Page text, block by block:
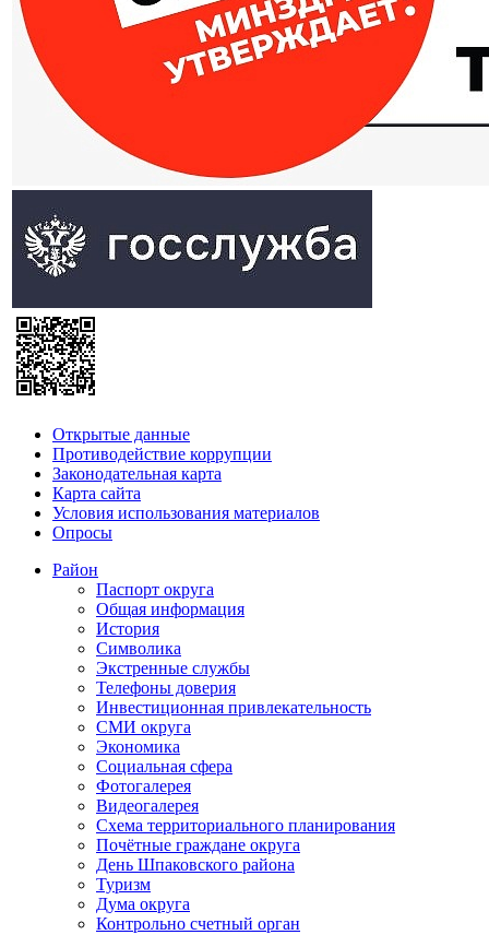
Открытые данные
Противодействие коррупции
Законодательная карта
Карта сайта
Условия использования материалов
Опросы
Район
Паспорт округа
Общая информация
История
Символика
Экстренные службы
Телефоны доверия
Инвестиционная привлекательность
СМИ округа
Экономика
Социальная сфера
Фотогалерея
Видеогалерея
Схема территориального планирования
Почётные граждане округа
День Шпаковского района
Туризм
Дума округа
Контрольно счетный орган